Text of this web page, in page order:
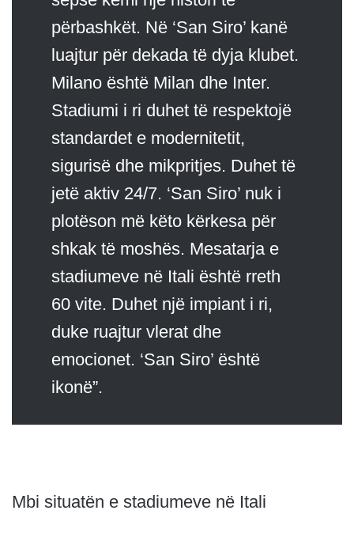
përbashkët. Në ‘San Siro’ kanë
luajtur për dekada të dyja klubet.
Milano është Milan dhe Inter.
Stadiumi i ri duhet të respektojë
standardet e modernitetit,
sigurisë dhe mikpritjes. Duhet të
jetë aktiv 24/7. ‘San Siro’ nuk i
plotëson më këto kërkesa për
shkak të moshës. Mesatarja e
stadiumeve në Itali është rreth
60 vite. Duhet një impiant i ri,
duke ruajtur vlerat dhe
emocionet. ‘San Siro’ është
ikonë”.
Mbi situatën e stadiumeve në Itali